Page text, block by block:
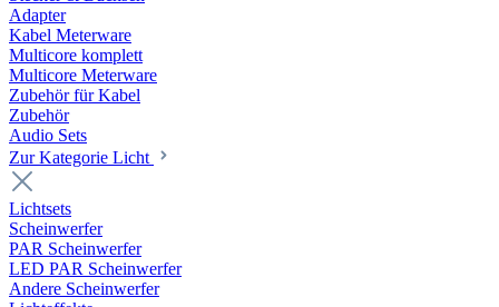
Adapter
Kabel Meterware
Multicore komplett
Multicore Meterware
Zubehör für Kabel
Zubehör
Audio Sets
Zur Kategorie Licht
Lichtsets
Scheinwerfer
PAR Scheinwerfer
LED PAR Scheinwerfer
Andere Scheinwerfer